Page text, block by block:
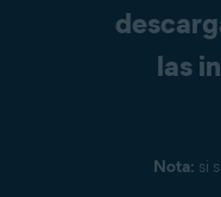
las
Nota: si